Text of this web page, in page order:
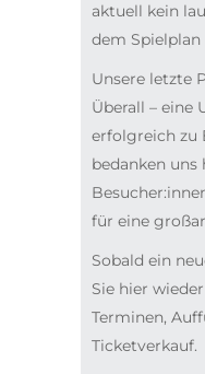
aktuell kein
dem Spielplan
Unsere letzte
Überall – eine
erfolgreich zu
bedanken uns
für eine
Sobald ein
Sie hier
Terminen,
Ticketverkauf.